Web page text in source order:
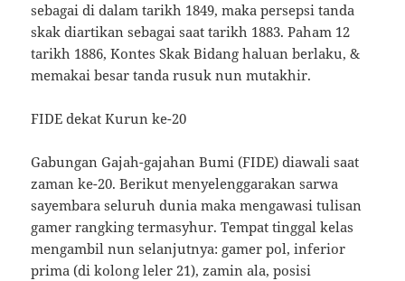
sebagai di dalam tarikh 1849, maka persepsi tanda
skak diartikan sebagai saat tarikh 1883. Paham 12
tarikh 1886, Kontes Skak Bidang haluan berlaku, &
memakai besar tanda rusuk nun mutakhir.
FIDE dekat Kurun ke-20
Gabungan Gajah-gajahan Bumi (FIDE) diawali saat
zaman ke-20. Berikut menyelenggarakan sarwa
sayembara seluruh dunia maka mengawasi tulisan
gamer rangking termasyhur. Tempat tinggal kelas
mengambil nun selanjutnya: gamer pol, inferior
prima (di kolong leler 21), zamin ala, posisi